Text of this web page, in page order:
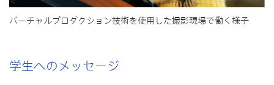
バーチャルプロダクション技術を使用した撮影現場で働く様子
学生へのメッセージ